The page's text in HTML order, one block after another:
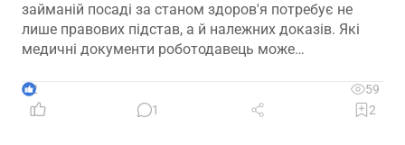
займаній посаді за станом здоров'я потребує не
лише правових підстав, а й належних доказів. Які
медичні документи роботодавець може
обставини – розповідаємо далі
2
59
1
2